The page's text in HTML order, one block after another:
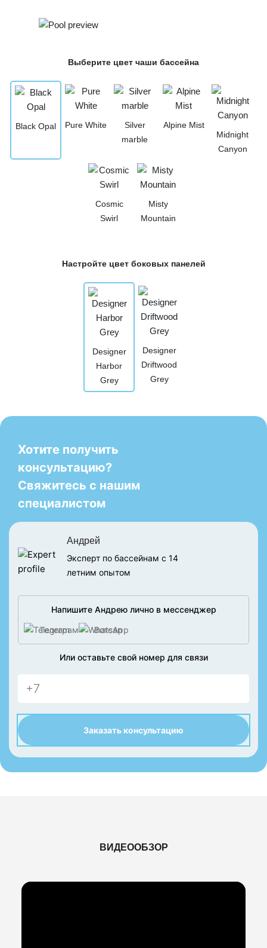
Выберите цвет чаши бассейна
Black Opal Pure White
Silver
marble
Alpine Mist
Midnight
Canyon
Cosmic
Swirl
Misty
Mountain
Настройте цвет боковых панелей
Designer
Harbor
Grey
Designer
Driftwood
Grey
Хотите получить
консультацию?
Свяжитесь с нашим
специалистом
Андрей
Эксперт по бассейнам с 14
летним опытом
Напишите Андрею лично в мессенджер
Телеграм
Вотсап
Или оставьте свой номер для связи
Заказать консультацию
ВИДЕООБЗОР